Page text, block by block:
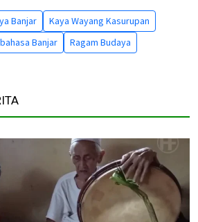
Banjar
Kaya Wayang Kasurupan
Banjar
Ragam Budaya